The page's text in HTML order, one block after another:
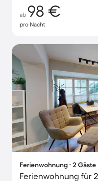
ab 98 €
pro Nacht
Ferienwohnung ∙ 2 Gäste
Ferienwohnung für